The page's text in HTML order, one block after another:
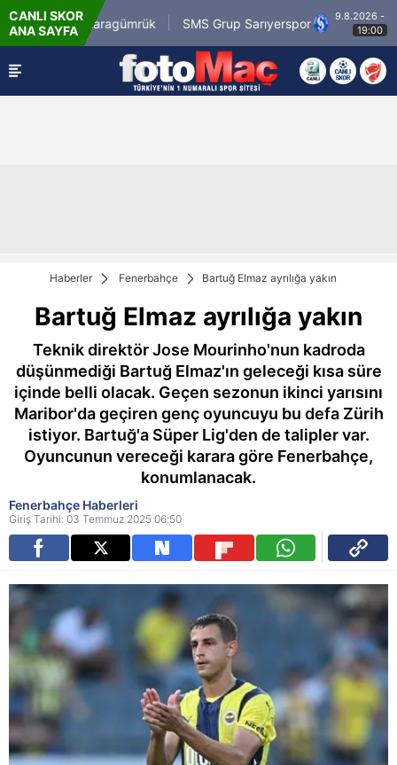
CANLI SKOR
ANA SAYFAKaragümrük SMS Grup Sarıyerspor
9.8.2026 - Paz
Haberler Fenerbahçe Bartuğ Elmaz ayrılığa yakın
Bartuğ Elmaz ayrılığa yakın
Teknik direktör Jose Mourinho'nun kadroda
düşünmediği Bartuğ Elmaz'ın geleceği kısa süre
içinde belli olacak. Geçen sezonun ikinci yarısını
Maribor'da geçiren genç oyuncuyu bu defa Zürih
istiyor. Bartuğ'a Süper Lig'den de talipler var.
Oyuncunun vereceği karara göre Fenerbahçe,
konumlanacak.
Fenerbahçe Haberleri
Giriş Tarihi: 03 Temmuz 2025 06:50